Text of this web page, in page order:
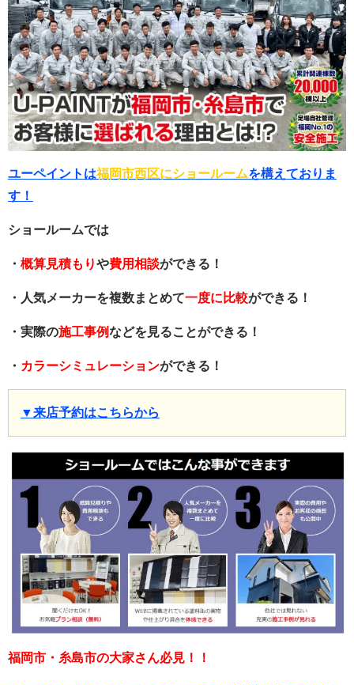
ユーペイントは福岡市西区にショールームを構えておりま
す！
ショールームでは
・ 概算見積もりや費用相談ができる！
・人気メーカーを複数まとめて一度に比較ができる！
・実際の施工事例などを見ることができる！
・ カラーシミュレーションができる！
▼来店予約はこちらから
福岡市・糸島市の大家さん必見！！